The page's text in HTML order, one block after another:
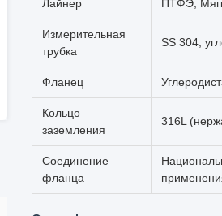
Лайнер ПТФЭ,
Измерительная
трубка
SS 304,
Фланец
Кольцо
заземления
316L
Соединение
фланца